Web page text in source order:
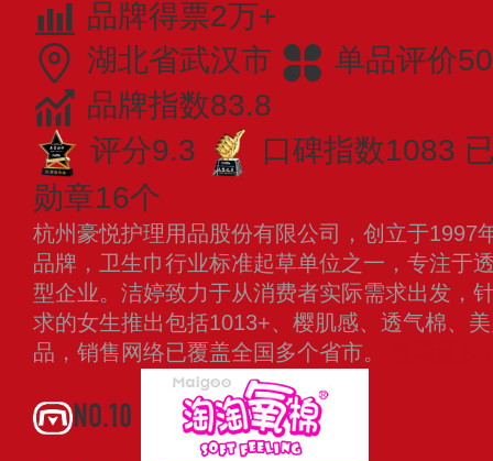
品牌得票2万+
湖北省武汉市
单品评价
品牌指数83.8
评分9.3
口碑指数1083
勋章16个
杭州豪悦护理用品股份有限公司，创立于1997
品牌，卫生巾行业标准起草单位之一，专注于
型企业。洁婷致力于从消费者实际需求出发，
求的女生推出包括1013+、樱肌感、透气棉、
品，销售网络已覆盖全国多个省市。
NO.10